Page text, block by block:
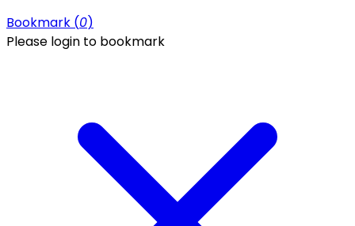
Bookmark (0)
Please login to bookmark